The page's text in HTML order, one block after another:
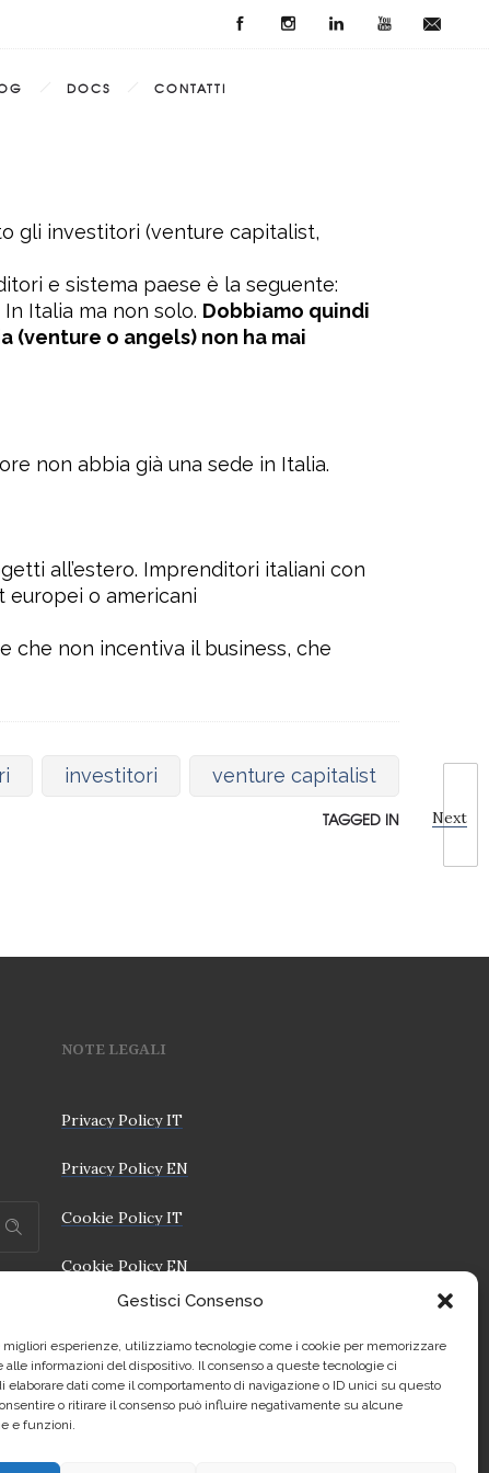
Gestisci Consenso
migliori esperienze, utilizziamo tecnologie come i cookie per memorizzare
alle informazioni del dispositivo. Il consenso a queste tecnologie ci
elaborare dati come il comportamento di navigazione o ID unici su questo
o ritirare il consenso può influire negativamente su alcune
e funzioni.
DOCS CONTATTI
Next
gli investitori (venture capitalist,
e sistema paese è la seguente:
Italia ma non solo. Dobbiamo quindi
o angels) non ha mai
non abbia già una sede in Italia.
all’estero. Imprenditori italiani con
o americani
che non incentiva il business, che
investitori venture capitalist
TAGGED IN
NOTE LEGALI
Privacy Policy IT
Privacy Policy EN
Cookie Policy IT
Cookie Policy EN